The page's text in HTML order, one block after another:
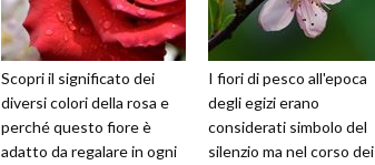
Scopri il significato dei
diversi colori della rosa e
perché questo fiore è
adatto da regalare in ogni
I fiori di pesco all'epoca
degli egizi erano
considerati simbolo del
silenzio ma nel corso dei